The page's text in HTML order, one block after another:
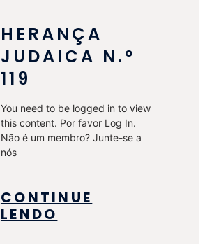
HERANÇA
JUDAICA N.º
119
You need to be logged in to view
this content. Por favor Log In.
Não é um membro? Junte-se a
nós
CONTINUE
LENDO